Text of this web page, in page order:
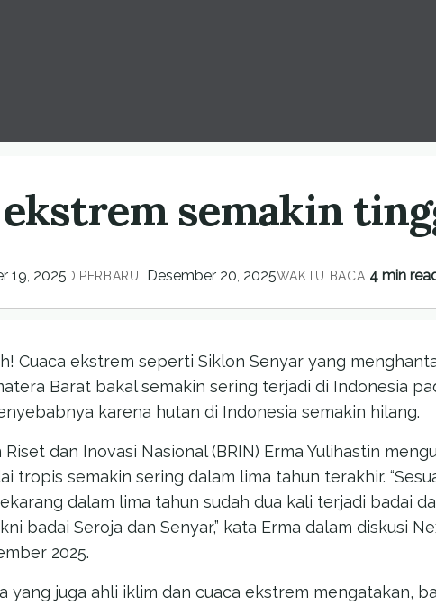
ekstrem semakin
19, 2025DIPERBARUI Desember 20, 2025WAKTU BACA 4 min
Cuaca ekstrem seperti Siklon Senyar yang
Barat bakal semakin sering terjadi di Indonesia
karena hutan di Indonesia semakin hilang.
dan Inovasi Nasional (BRIN) Erma Yulihastin
tropis semakin sering dalam lima tahun terakhir.
dalam lima tahun sudah dua kali terjadi badai
badai Seroja dan Senyar,” kata Erma dalam diskusi
2025.
yang juga ahli iklim dan cuaca ekstrem mengatakan,